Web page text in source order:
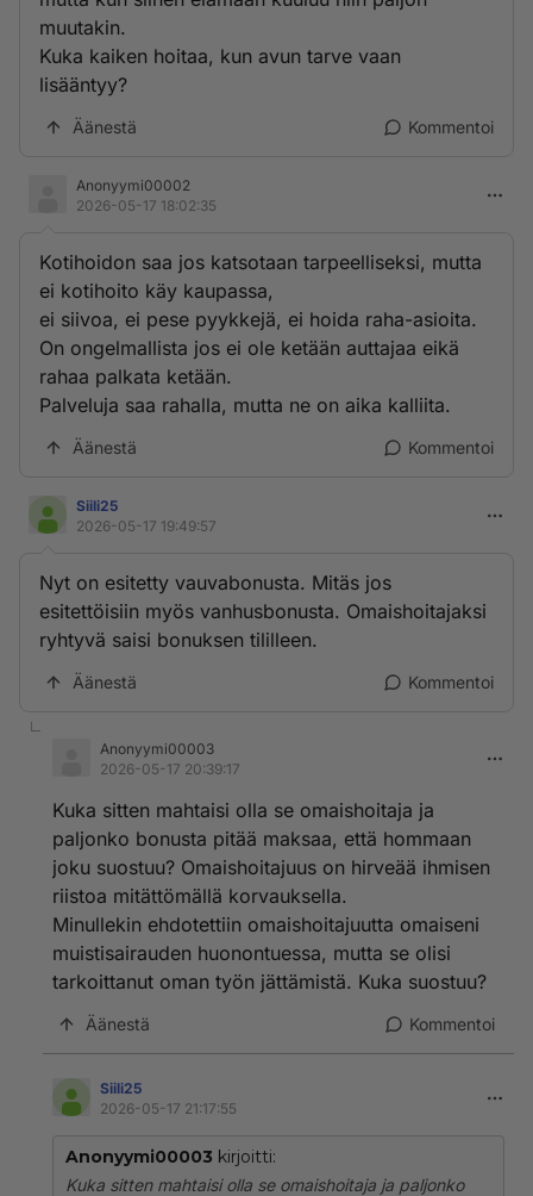
muutakin.
Kuka kaiken hoitaa, kun avun tarve vaan
lisääntyy?
Äänestä Kommentoi
Anonyymi00002
2026-05-17 18:02:35
Kotihoidon saa jos katsotaan tarpeelliseksi, mutta
ei kotihoito käy kaupassa,
ei siivoa, ei pese pyykkejä, ei hoida raha-asioita.
On ongelmallista jos ei ole ketään auttajaa eikä
rahaa palkata ketään.
Palveluja saa rahalla, mutta ne on aika kalliita.
Äänestä Kommentoi
Siili25
2026-05-17 19:49:57
Nyt on esitetty vauvabonusta. Mitäs jos
esitettöisiin myös vanhusbonusta. Omaishoitajaksi
ryhtyvä saisi bonuksen tililleen.
Äänestä Kommentoi
Anonyymi00003
2026-05-17 20:39:17
Kuka sitten mahtaisi olla se omaishoitaja ja
paljonko bonusta pitää maksaa, että hommaan
joku suostuu? Omaishoitajuus on hirveää ihmisen
riistoa mitättömällä korvauksella.
Minullekin ehdotettiin omaishoitajuutta omaiseni
muistisairauden huonontuessa, mutta se olisi
tarkoittanut oman työn jättämistä. Kuka suostuu?
Äänestä Kommentoi
Siili25
2026-05-17 21:17:55
Anonyymi00003 kirjoitti:
Kuka sitten mahtaisi olla se omaishoitaja ja paljonko